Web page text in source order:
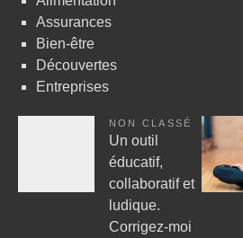
Assurances
Bien-être
Découvertes
Entreprises
NON CLASSÉ
Un outil
éducatif,
collaboratif et
ludique.
Corrigez-moi